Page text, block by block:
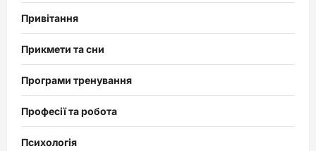
Привітання
Прикмети та сни
Програми тренування
Професії та робота
Психологія